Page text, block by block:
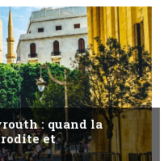
: quand la
et